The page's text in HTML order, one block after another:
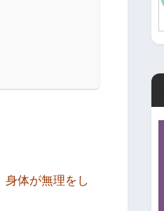
身体が無理をし